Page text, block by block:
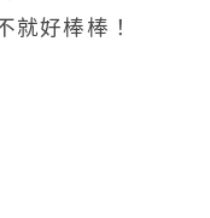
就好棒棒！